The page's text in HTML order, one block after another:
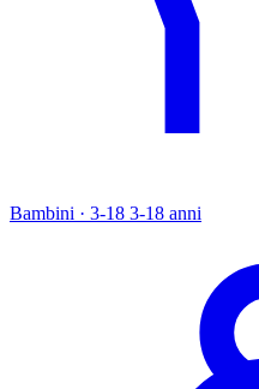
Bambini · 3-18 3-18 anni